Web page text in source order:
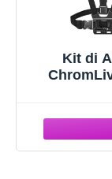
Kit di
4/3+/3/